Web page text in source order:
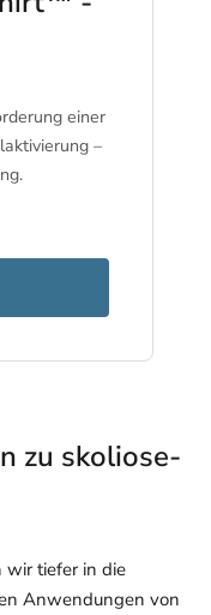
einer
–
zu skoliose-
wir tiefer in die
Anwendungen von